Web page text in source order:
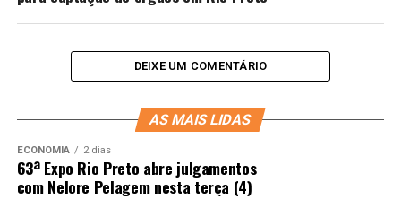
DEIXE UM COMENTÁRIO
AS MAIS LIDAS
ECONOMIA 2 dias
63ª Expo Rio Preto abre julgamentos
com Nelore Pelagem nesta terça (4)